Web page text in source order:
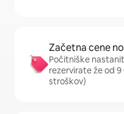
Začetna cene
Počitniške
rezervirate že od
stroškov)